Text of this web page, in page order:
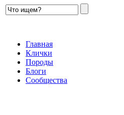
Главная
Клички
Породы
Блоги
Сообщества